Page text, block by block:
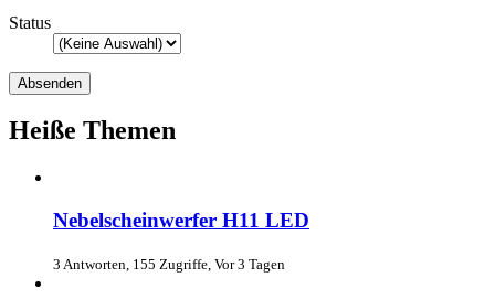
Status
Heiße Themen
Nebelscheinwerfer H11 LED
3 Antworten, 155 Zugriffe, Vor 3 Tagen